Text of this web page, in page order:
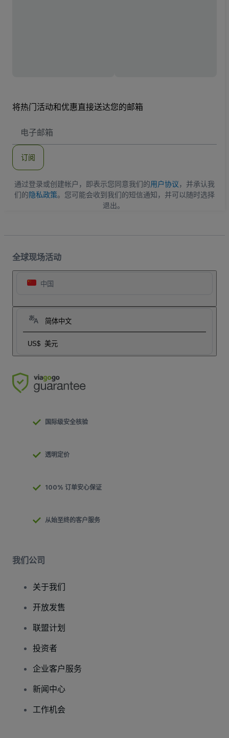
将热门活动和优惠直接送达您的邮箱
子
地
订阅
通过登录或创建帐户，即表示您同意我们的用户协议，并承认我
们的隐私政策。您可能会收到我们的短信通知，并可以随时选择
退出。
全球现场活动
中国
简体中文
US$ 美元
国际级安全核验
透明定价
100% 订单安心保证
从始至终的客户服务
我们公司
关于我们
开放发售
联盟计划
投资者
企业客户服务
新闻中心
工作机会